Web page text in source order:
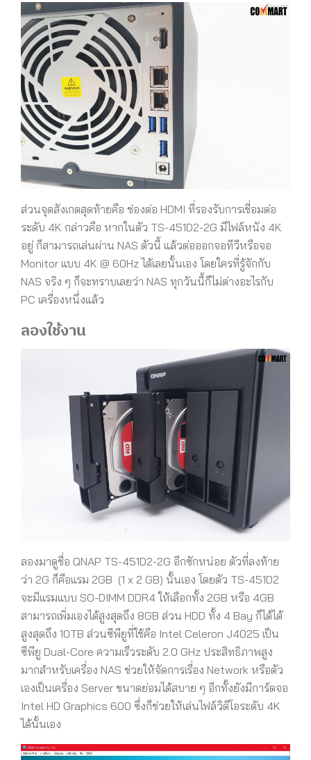
ส่วนจุดสังเกตสุดท้ายคือ ช่องต่อ HDMI ที่รองรับการเชื่อมต่อ
ระดับ 4K กล่าวคือ หากในตัว TS-451D2-2G มีไฟล์หนัง 4K
อยู่ ก็สามารถเล่นผ่าน NAS ตัวนี้ แล้วต่อออกจอทีวีหรือจอ
Monitor แบบ 4K @ 60Hz ได้เลยนั้นเอง โดยใครที่รู้จักกับ
NAS จริง ๆ ก็จะทราบเลยว่า NAS ทุกวันนี้ก็ไม่ต่างอะไรกับ
PC เครื่องหนึ่งแล้ว
ลองใช้งาน
ลองมาดูชื่อ QNAP TS-451D2-2G อีกซักหน่อย ตัวที่ลงท้าย
ว่า 2G ก็คือแรม 2GB (1 x 2 GB) นั้นเอง โดยตัว TS-451D2
จะมีแรมแบบ SO-DIMM DDR4 ให้เลือกทั้ง 2GB หรือ 4GB
สามารถเพิ่มเองได้สูงสุดถึง 8GB ส่วน HDD ทั้ง 4 Bay ก็ได้ได้
สูงสุดถึง 10TB ส่วนซีพียูที่ใช้คือ Intel Celeron J4025 เป็น
ซีพียู Dual-Core ความเร็วระดับ 2.0 GHz ประสิทธิภาพสูง
มากสำหรับเครื่อง NAS ช่วยให้จัดการเรื่อง Network หรือตัว
เองเป็นเครื่อง Server ขนาดย่อมได้สบาย ๆ อีกทั้งยังมีการ์ดจอ
Intel HD Graphics 600 ซึ่งก็ช่วยให้เล่นไฟล์วิดีโอระดับ 4K
ได้นั้นเอง